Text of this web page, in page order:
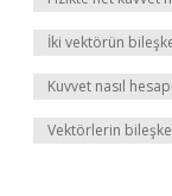
İki vektörün
Kuvvet nasıl
Vektörlerin